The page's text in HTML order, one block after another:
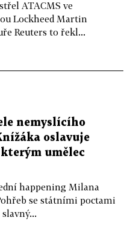
ATACMS ve
Lockheed Martin
Reuters to řekl...
nemyslícího
oslavuje
kterým umělec
happening Milana
se státními poctami